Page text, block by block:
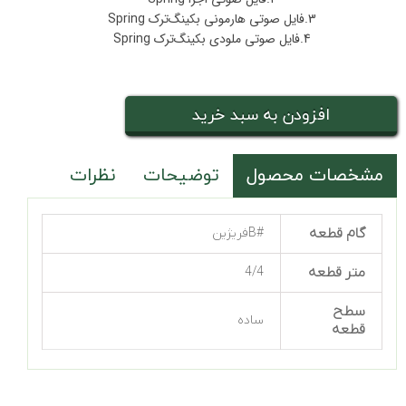
3.فایل صوتی هارمونی بکینگ‌ترک Spring
4.فایل صوتی ملودی بکینگ‌ترک Spring
افزودن به سبد خرید
مشخصات محصول توضیحات نظرات
گام قطعه #Bفریژین
متر قطعه 4/4
سطح
قطعه
ساده